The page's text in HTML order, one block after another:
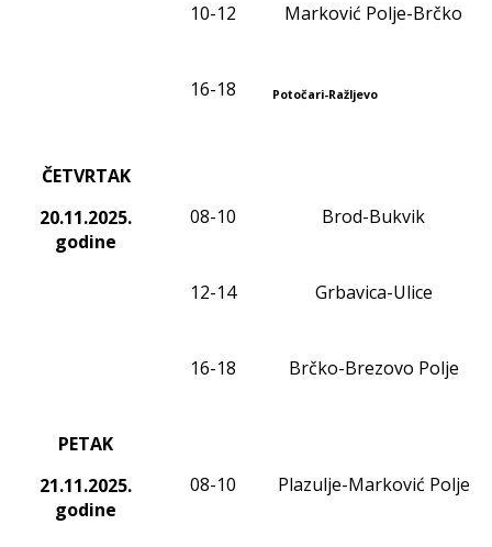
10-12 Marković Polje-Brčko
16-18 Potočari-Ražljevo
ČETVRTAK
20.11.2025.
godine
08-10 Brod-Bukvik
12-14 Grbavica-Ulice
16-18 Brčko-Brezovo Polje
PETAK
21.11.2025.
godine
08-10 Plazulje-Marković Polje